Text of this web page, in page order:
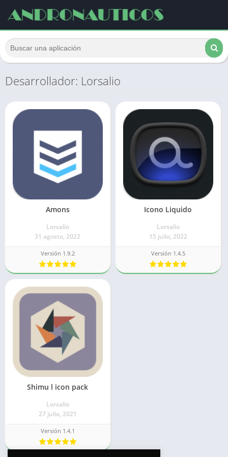
Desarrollador: Lorsalio
Amons
Lorsalio
31 agosto, 2022
Versión 1.9.2
Icono Liquido
Lorsalio
15 julio, 2022
Versión 1.4.5
Shimu l icon pack
Lorsalio
27 julio, 2021
Versión 1.4.1